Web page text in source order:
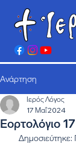
Ανάρτηση
Εορτολόγιο
Ιερός Λόγος
17 Μαΐ 2024